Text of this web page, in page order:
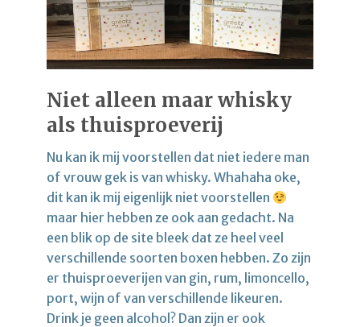
Niet alleen maar whisky
als thuisproeverij
Nu kan ik mij voorstellen dat niet iedere man
of vrouw gek is van whisky. Whahaha oke,
dit kan ik mij eigenlijk niet voorstellen
maar hier hebben ze ook aan gedacht. Na
een blik op de site bleek dat ze heel veel
verschillende soorten boxen hebben. Zo zijn
er thuisproeverijen van gin, rum, limoncello,
port, wijn of van verschillende likeuren.
Drink je geen alcohol? Dan zijn er ook